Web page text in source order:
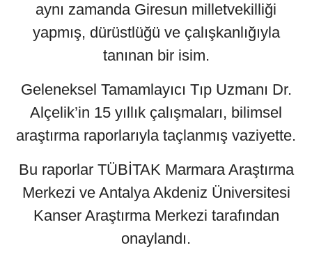
aynı zamanda Giresun milletvekilliği
yapmış, dürüstlüğü ve çalışkanlığıyla
tanınan bir isim.
Geleneksel Tamamlayıcı Tıp Uzmanı Dr.
Alçelik’in 15 yıllık çalışmaları, bilimsel
araştırma raporlarıyla taçlanmış vaziyette.
Bu raporlar TÜBİTAK Marmara Araştırma
Merkezi ve Antalya Akdeniz Üniversitesi
Kanser Araştırma Merkezi tarafından
onaylandı.